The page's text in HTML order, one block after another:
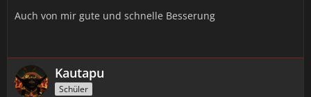
Auch von mir gute und schnelle Besserung
Kautapu
Schüler